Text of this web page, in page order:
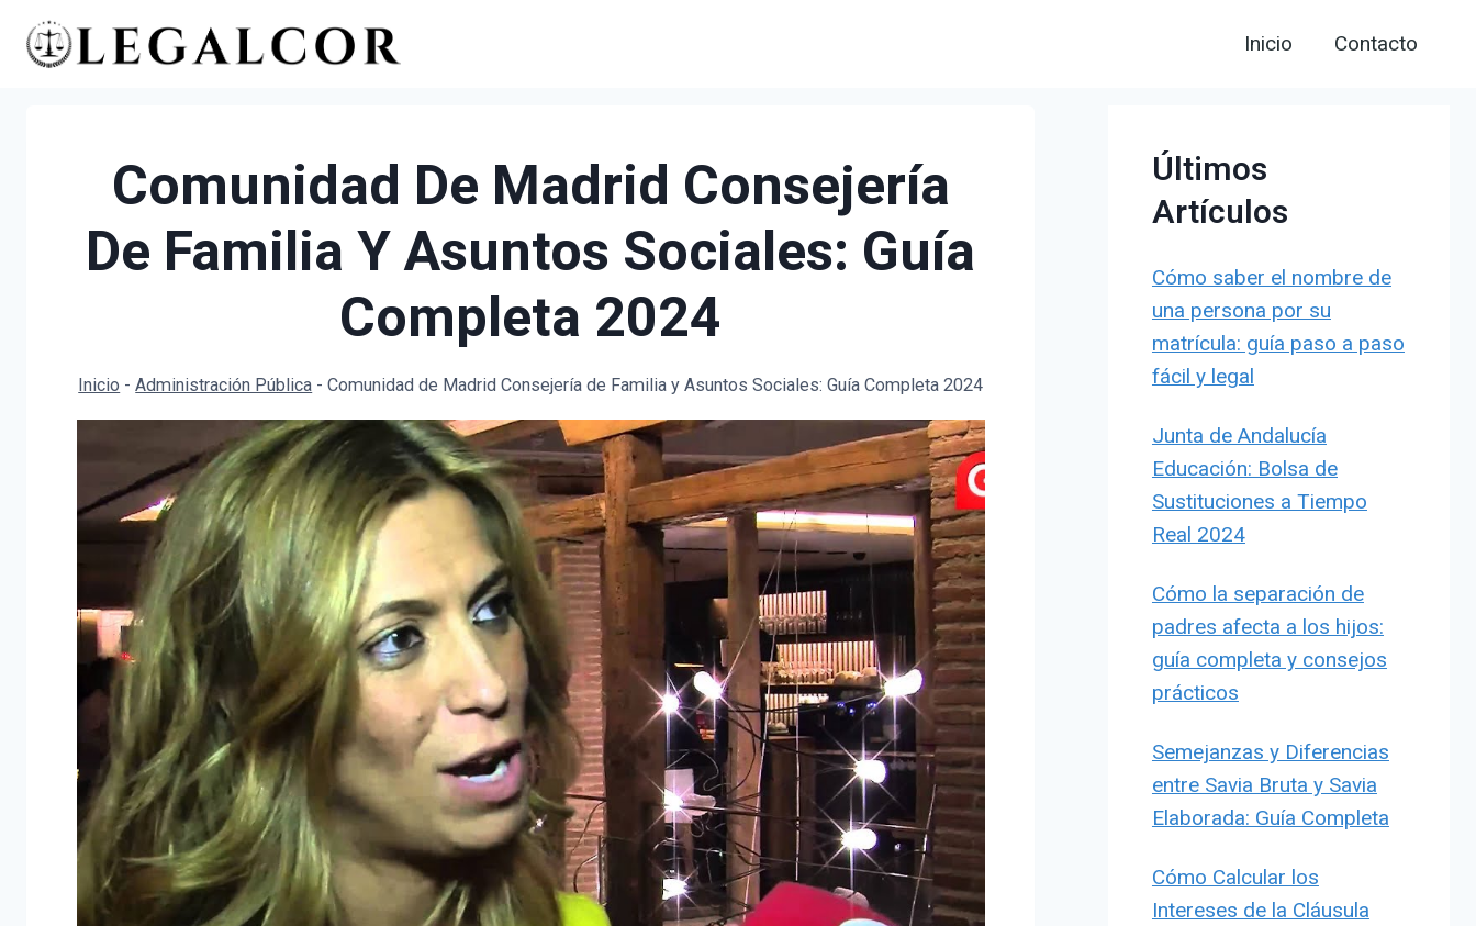
Saltar
Inicio Contacto
Comunidad De Madrid Consejería
De Familia Y Asuntos Sociales: Guía
Completa 2024
Inicio -Administración Pública -Comunidad de Madrid Consejería de Familia y Asuntos Sociales: Guía Completa 2024
Últimos
Artículos
Cómo saber el nombre de
una persona por su
matrícula: guía paso a paso
fácil y legal
Junta de Andalucía
Educación: Bolsa de
Sustituciones a Tiempo
Real 2024
Cómo la separación de
padres afecta a los hijos:
guía completa y consejos
prácticos
Semejanzas y Diferencias
entre Savia Bruta y Savia
Elaborada: Guía Completa
Cómo Calcular los
Intereses de la Cláusula